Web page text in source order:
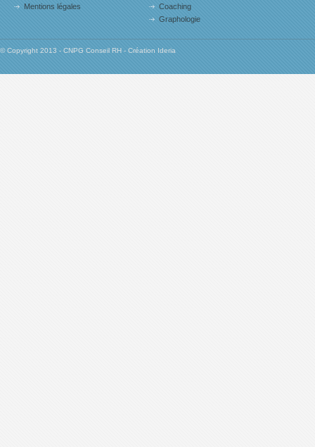
Mentions légales
Coaching
Graphologie
© Copyright 2013 - CNPG Conseil RH - Création Ideria